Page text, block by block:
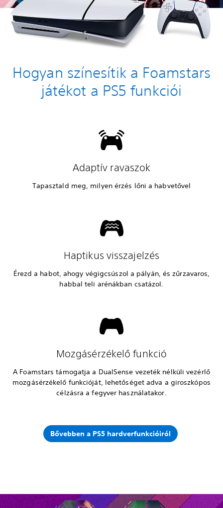
Hogyan színesítik a Foamstars
játékot a PS5 funkciói
Adaptív ravaszok
Tapasztald meg, milyen érzés lőni a habvetővel
Haptikus visszajelzés
Érezd a habot, ahogy végigcsúszol a pályán, és zűrzavaros,
habbal teli arénákban csatázol.
Mozgásérzékelő funkció
A Foamstars támogatja a DualSense vezeték nélküli vezérlő
mozgásérzékelő funkcióját, lehetőséget adva a giroszkópos
célzásra a fegyver használatakor.
Bővebben a PS5 hardverfunkcióiról